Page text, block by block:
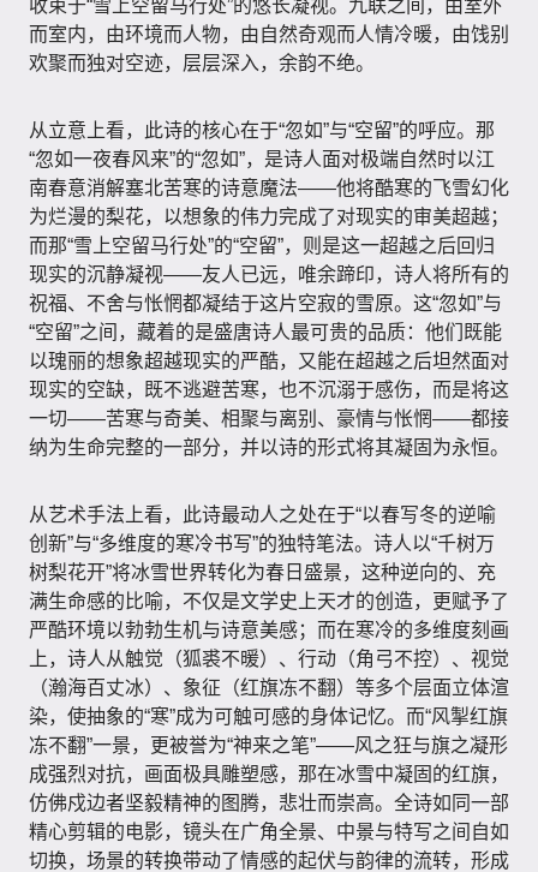
收束于“雪上空留马行处”的悠长凝视。九联之间，由室外
而室内，由环境而人物，由自然奇观而人情冷暖，由饯别
欢聚而独对空迹，层层深入，余韵不绝。
从立意上看，此诗的核心在于“忽如”与“空留”的呼应。那
“忽如一夜春风来”的“忽如”，是诗人面对极端自然时以江
南春意消解塞北苦寒的诗意魔法——他将酷寒的飞雪幻化
为烂漫的梨花，以想象的伟力完成了对现实的审美超越；
而那“雪上空留马行处”的“空留”，则是这一超越之后回归
现实的沉静凝视——友人已远，唯余蹄印，诗人将所有的
祝福、不舍与怅惘都凝结于这片空寂的雪原。这“忽如”与
“空留”之间，藏着的是盛唐诗人最可贵的品质：他们既能
以瑰丽的想象超越现实的严酷，又能在超越之后坦然面对
现实的空缺，既不逃避苦寒，也不沉溺于感伤，而是将这
一切——苦寒与奇美、相聚与离别、豪情与怅惘——都接
纳为生命完整的一部分，并以诗的形式将其凝固为永恒。
从艺术手法上看，此诗最动人之处在于“以春写冬的逆喻
创新”与“多维度的寒冷书写”的独特笔法。诗人以“千树万
树梨花开”将冰雪世界转化为春日盛景，这种逆向的、充
满生命感的比喻，不仅是文学史上天才的创造，更赋予了
严酷环境以勃勃生机与诗意美感；而在寒冷的多维度刻画
上，诗人从触觉（狐裘不暖）、行动（角弓不控）、视觉
（瀚海百丈冰）、象征（红旗冻不翻）等多个层面立体渲
染，使抽象的“寒”成为可触可感的身体记忆。而“风掣红旗
冻不翻”一景，更被誉为“神来之笔”——风之狂与旗之凝形
成强烈对抗，画面极具雕塑感，那在冰雪中凝固的红旗，
仿佛戍边者坚毅精神的图腾，悲壮而崇高。全诗如同一部
精心剪辑的电影，镜头在广角全景、中景与特写之间自如
切换，场景的转换带动了情感的起伏与韵律的流转，形成